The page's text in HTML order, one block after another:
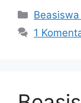
Kategori
Beasiswa
1